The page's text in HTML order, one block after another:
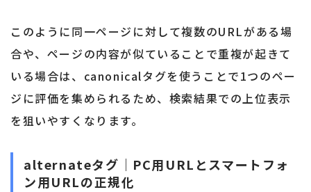
このように同一ページに対して複数のURLがある場
合や、ページの内容が似ていることで重複が起きて
いる場合は、canonicalタグを使うことで1つのペー
ジに評価を集められるため、検索結果での上位表示
を狙いやすくなります。
alternateタグ｜PC用URLとスマートフォ
ン用URLの正規化